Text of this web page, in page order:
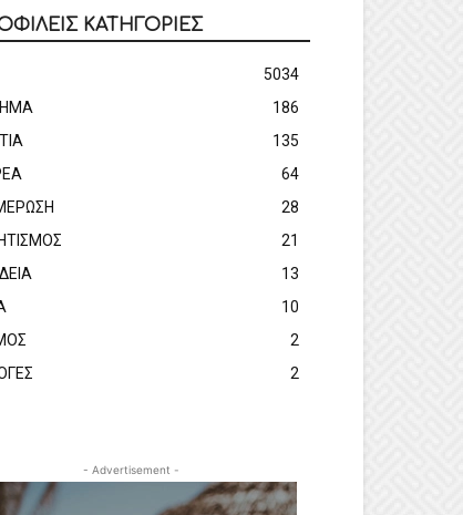
ΚΑΤΗΓΟΡΙΕΣ
5034
186
135
64
28
21
13
10
2
2
- Advertisement -